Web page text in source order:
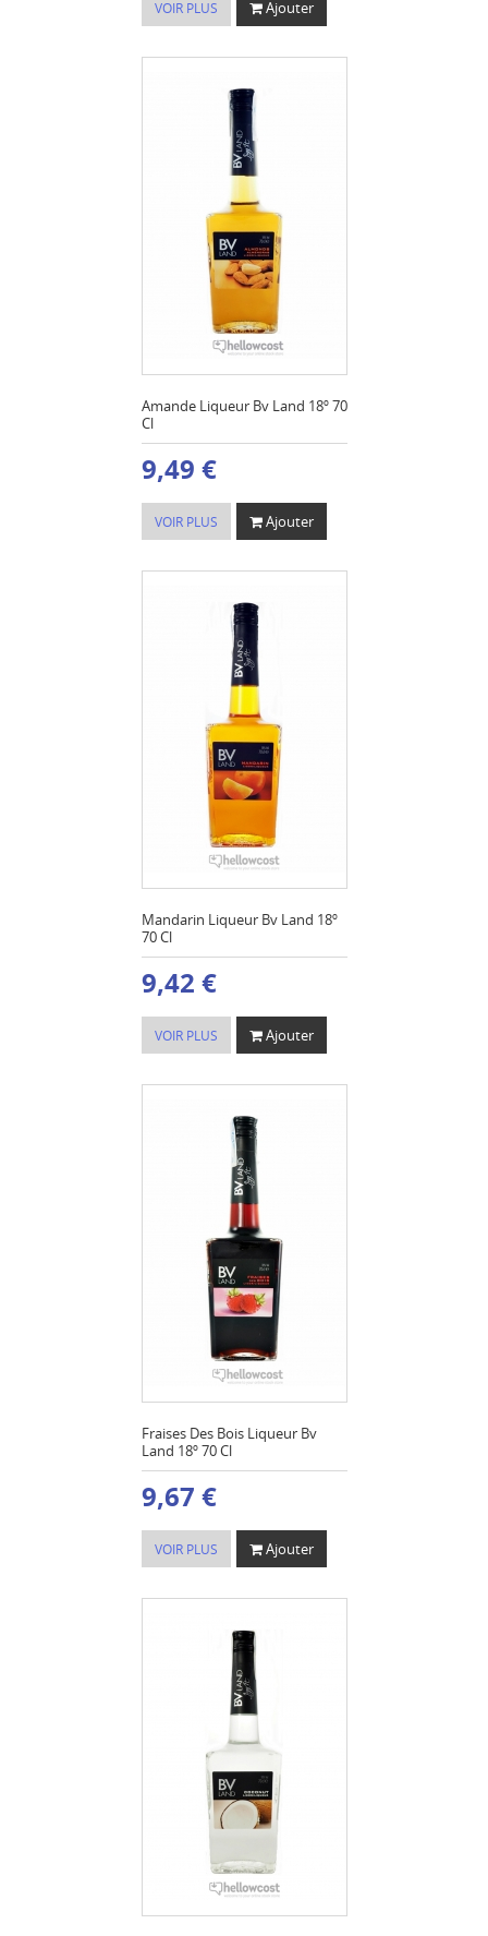
VOIR PLUS Ajouter
Amande Liqueur Bv Land 18º 70
Cl
9,49 €
VOIR PLUS Ajouter
Mandarin Liqueur Bv Land 18º
70 Cl
9,42 €
VOIR PLUS Ajouter
Fraises Des Bois Liqueur Bv
Land 18º 70 Cl
9,67 €
VOIR PLUS Ajouter